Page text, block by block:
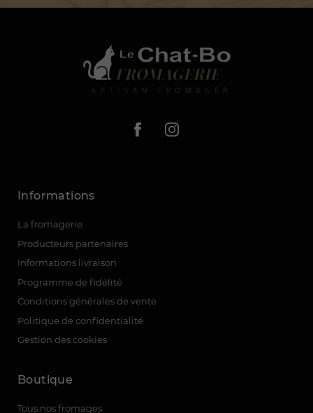
Informations
La fromagerie
Producteurs partenaires
Informations livraison
Programme de fidélité
Conditions générales de vente
Politique de confidentialité
Gestion des cookies
Boutique
Tous nos fromages